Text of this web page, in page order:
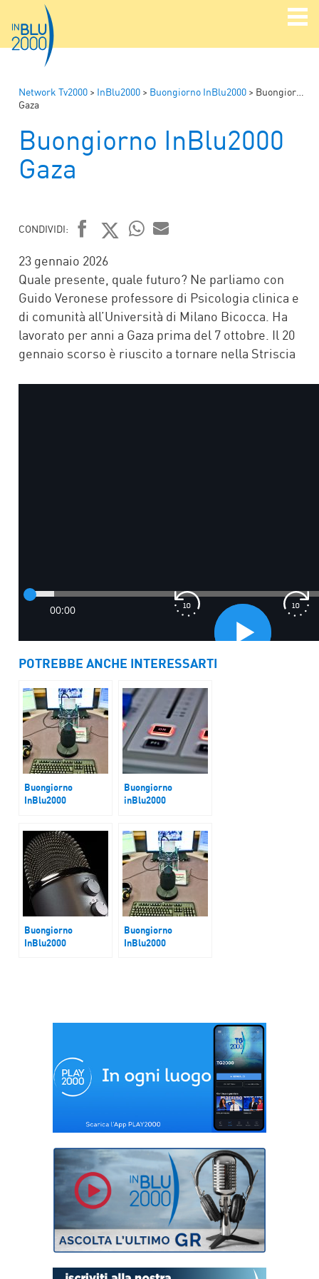
Network Tv2000 > InBlu2000 > Buongiorno InBlu2000 > Buongiorno InBlu2000
Gaza
Buongiorno InBlu2000
Gaza
CONDIVIDI:
FACEBOOK
TWITTER
23 gennaio 2026
Quale presente, quale futuro? Ne parliamo con
Guido Veronese professore di Psicologia clinica e
di comunità all’Università di Milano Bicocca. Ha
lavorato per anni a Gaza prima del 7 ottobre. Il 20
gennaio scorso è riuscito a tornare nella Striscia
POTREBBE ANCHE INTERESSARTI
Buongiorno
InBlu2000
mancanza di
manodopera
Buongiorno
inBlu2000
strategia Bce?
Buongiorno
InBlu2000
Buongiorno
InBlu2000